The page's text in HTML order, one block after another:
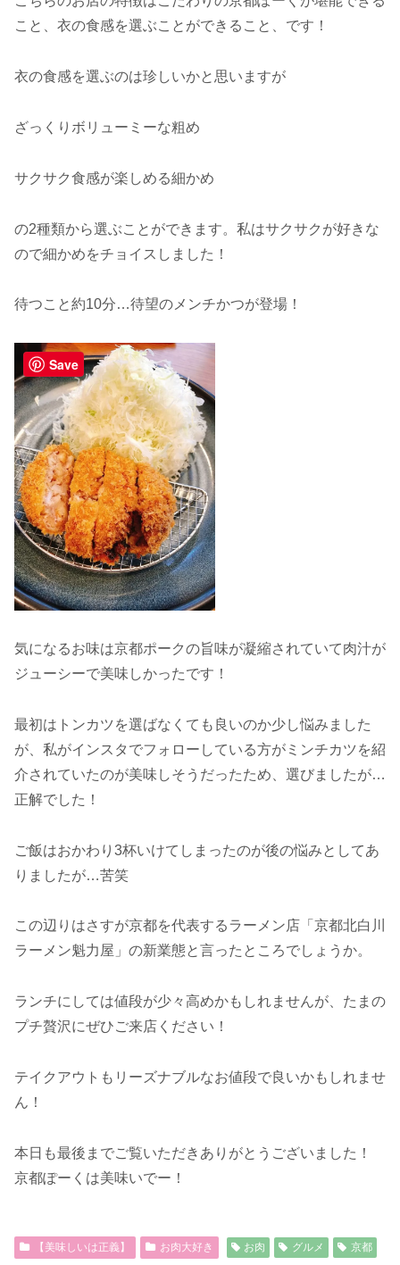
こと、衣の食感を選ぶことができること、です！
衣の食感を選ぶのは珍しいかと思いますが
ざっくりボリューミーな粗め
サクサク食感が楽しめる細かめ
の2種類から選ぶことができます。私はサクサクが好きな
ので細かめをチョイスしました！
待つこと約10分…待望のメンチかつが登場！
気になるお味は京都ポークの旨味が凝縮されていて肉汁が
ジューシーで美味しかったです！
最初はトンカツを選ばなくても良いのか少し悩みました
が、私がインスタでフォローしている方がミンチカツを紹
介されていたのが美味しそうだったため、選びましたが…
正解でした！
ご飯はおかわり3杯いけてしまったのが後の悩みとしてあ
りましたが…苦笑
この辺りはさすが京都を代表するラーメン店「京都北白川
ラーメン魁力屋」の新業態と言ったところでしょうか。
ランチにしては値段が少々高めかもしれませんが、たまの
プチ贅沢にぜひご来店ください！
テイクアウトもリーズナブルなお値段で良いかもしれませ
ん！
本日も最後までご覧いただきありがとうございました！
京都ぽーくは美味いでー！
【美味しいは正義】 お肉大好き お肉 グルメ 京都
Save